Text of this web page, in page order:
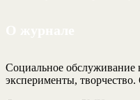
Социальное обслуживание
эксперименты,